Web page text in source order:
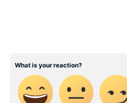
తనను అనుచితంగా
పెట్టుకోవడానికి కూడా
చేష్టలను ఆపాలనీ,